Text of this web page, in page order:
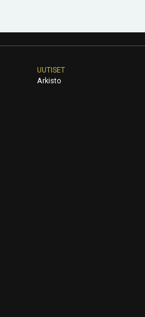
UUTISET
Arkisto